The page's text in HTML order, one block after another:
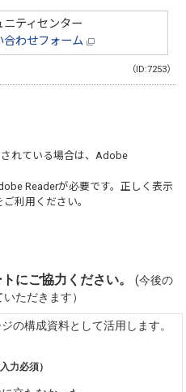
ニティセンター
合わせフォーム
（ID:7253）
れている場合は、Adobe
Readerが必要です。正しく表示
利用ください。